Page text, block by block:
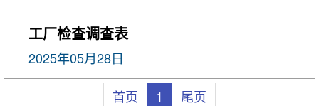
工厂检查调查表
2025年05月28日
首页 1 尾页